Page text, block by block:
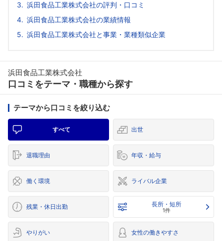
浜田食品工業株式会社の評判・口コミ
浜田食品工業株式会社の業績情報
浜田食品工業株式会社と事業・業種類似企業
浜田食品工業株式会社
口コミをテーマ・職種から探す
テーマから口コミを絞り込む
すべて 出世
退職理由 年収・給与
働く環境 ライバル企業
残業・休日出勤 長所・短所
1件
やりがい 女性の働きやすさ